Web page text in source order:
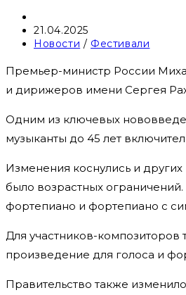
записи:
Запись
опубликована:
21.04.2025
Рубрика
Новости / Фестивали
Премьер-министр России
и дирижеров имени Сергея
Одним из ключевых
музыканты до 45 лет
Изменения коснулись и
было возрастных
фортепиано и фортепиано с
Для участников-
произведение для голоса и
Правительство также